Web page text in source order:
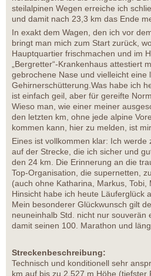
steilalpinen Wegen erreiche ich
und damit nach 23,3 km das Ende
In exakt dem Wagen, den ich vor
bringt man mich zum Start zurück,
Hauptquartier frischmachen und im
„Bergretter“-Krankenhaus attestiert
gebrochene Nase und vielleicht eine
Gehirnerschütterung.Was habe ich
ist einfach geil, aber für gereifte
Wieso man, wie einer meiner
den letzten km, ohne jede alpine
kommen kann, hier zu melden, ist
Eines ist vollkommen klar: Ich
auf der Strecke, die ich sicher und
den 24 km. Die Erinnerung an die
Top-Organisation, die supernetten,
(auch ohne Katharina, Markus,
Hinsicht habe ich heute Läuferglück
Mein besonderer Glückwunsch gilt
neuneinhalb Std. nicht nur souverän
damit seinen 100. Marathon und
Streckenbeschreibung:
Technisch und konditionell sehr
km auf bis zu 2.527 m Höhe (tiefster